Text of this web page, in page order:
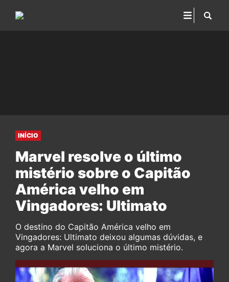
INÍCIO
Marvel resolve o último
mistério sobre o Capitão
América velho em
Vingadores: Ultimato
O destino do Capitão América velho em
Vingadores: Ultimato deixou algumas dúvidas, e
agora a Marvel soluciona o último mistério.